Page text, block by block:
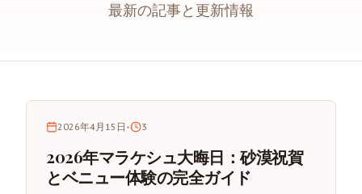
最新の記事と更新情報
2026年4月15日 • 3
2026年マラケシュ大晦日：砂漠祝賀
とベニュー体験の完全ガイド